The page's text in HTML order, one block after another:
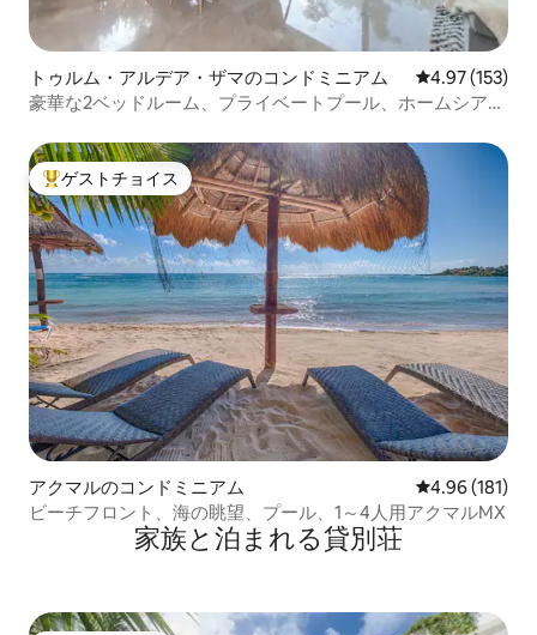
トゥルム・アルデア・ザマのコンドミニアム レビュー153
4.97 (153)
豪華な2ベッドルーム、プライベートプール、ホームシアタ
大好評のゲストチョイスです。
ゲストチョイス
アクマルのコンドミニアム レビュー181
4.96 (181)
ビーチフロント、海の眺望、プール、1～4人用アクマルMX
家族と泊まれる貸別荘